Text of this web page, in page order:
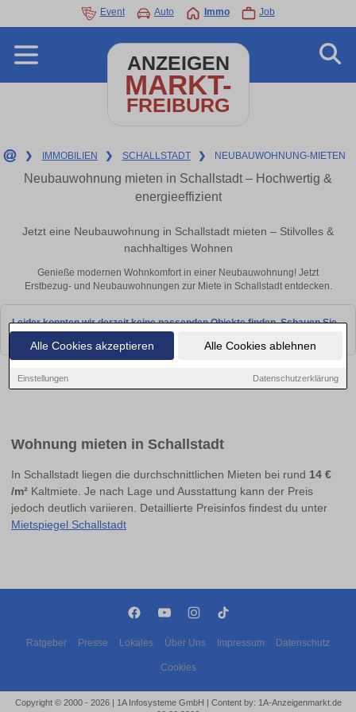
Alle Cookies akzeptieren Alle Cookies ablehnen
Einstellungen Datenschutzerklärung
Event Auto Immo Job
ANZEIGEN
MARKT-
FREIBURG
❯ IMMOBILIEN ❯ SCHALLSTADT ❯ NEUBAUWOHNUNG-MIETEN
Neubauwohnung mieten in Schallstadt – Hochwertig &
energieeffizient
Jetzt eine Neubauwohnung in Schallstadt mieten – Stilvolles &
nachhaltiges Wohnen
Genieße modernen Wohnkomfort in einer Neubauwohnung! Jetzt
Erstbezug- und Neubauwohnungen zur Miete in Schallstadt entdecken.
Leider konnten wir derzeit keine passenden Objekte finden. Schauen Sie
Wohnung mieten in Schallstadt
In Schallstadt liegen die durchschnittlichen Mieten bei rund 14 €
/m² Kaltmiete. Je nach Lage und Ausstattung kann der Preis
jedoch deutlich variieren. Detaillierte Preisinfos findest du unter
Mietspiegel Schallstadt
Ratgeber Presse Lokales Über Uns Impressum Datenschutz
Cookies
Copyright © 2000 - 2026 | 1A Infosysteme GmbH | Content by: 1A-Anzeigenmarkt.de